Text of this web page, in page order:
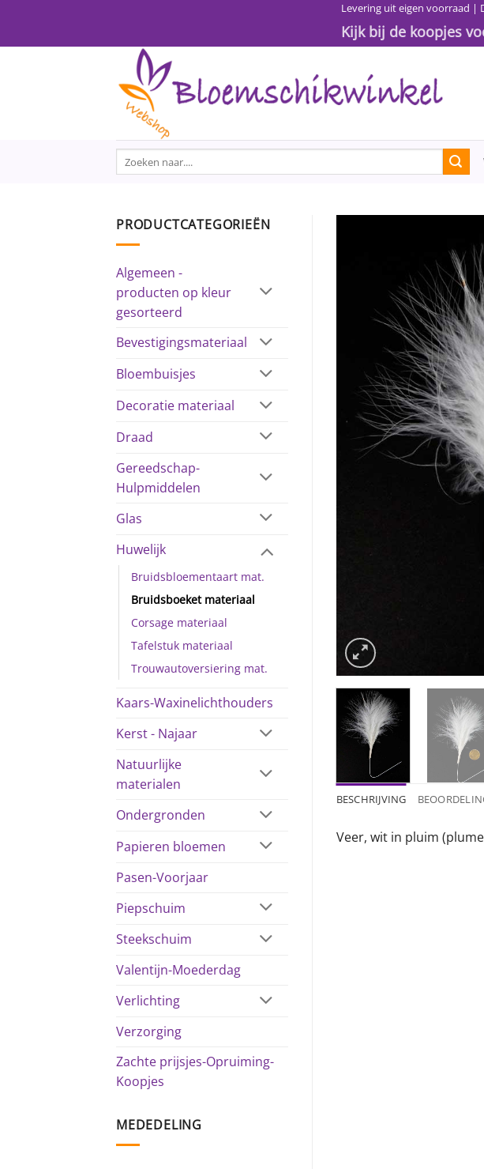
inhoud
Levering uit eigen voorraad |
Kijk bij de koopjes
Zoeken
naar:
PRODUCTCATEGORIEËN
Algemeen -
producten op kleur
gesorteerd
Bevestigingsmateriaal
Bloembuisjes
Decoratie materiaal
Draad
Gereedschap-
Hulpmiddelen
Glas
Huwelijk
Bruidsbloementaart mat.
Bruidsboeket materiaal
Corsage materiaal
Tafelstuk materiaal
Trouwautoversiering mat.
Kaars-Waxinelichthouders
Kerst - Najaar
Natuurlijke
materialen
Ondergronden
Papieren bloemen
Pasen-Voorjaar
Piepschuim
Steekschuim
Valentijn-Moederdag
Verlichting
Verzorging
Zachte prijsjes-Opruiming-
Koopjes
MEDEDELING
BESCHRIJVING
Veer, wit in pluim